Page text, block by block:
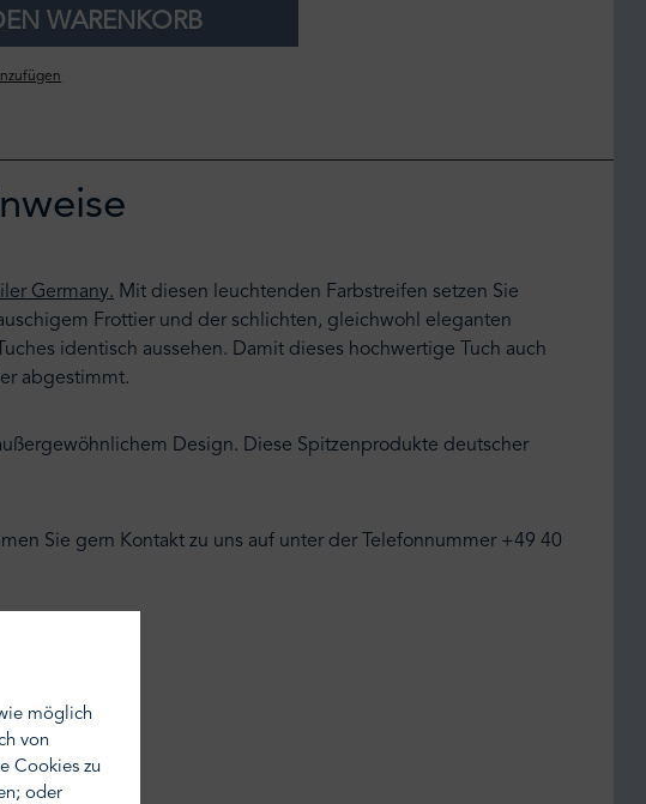
WARENKORB
Germany. Mit diesen leuchtenden Farbstreifen setzen Sie
Frottier und der schlichten, gleichwohl eleganten
identisch aussehen. Damit dieses hochwertige Tuch auch
abgestimmt.
Design. Diese Spitzenprodukte deutscher
Sie gern Kontakt zu uns auf unter der Telefonnummer +49 40
möglich
von
Cookies zu
oder